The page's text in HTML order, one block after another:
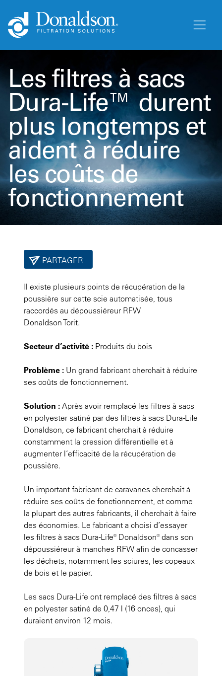
Les filtres à sacs
Dura-Life™ durent
plus longtemps et
aident à réduire
les coûts de
fonctionnement
PARTAGER
Il existe plusieurs points de récupération de la
poussière sur cette scie automatisée, tous
raccordés au dépoussiéreur RFW
Donaldson Torit.
Secteur d’activité : Produits du bois
Problème : Un grand fabricant cherchait à réduire
ses coûts de fonctionnement.
Solution : Après avoir remplacé les filtres à sacs
en polyester satiné par des filtres à sacs Dura-Life
Donaldson, ce fabricant cherchait à réduire
constamment la pression différentielle et à
augmenter l’efficacité de la récupération de
poussière.
Un important fabricant de caravanes cherchait à
réduire ses coûts de fonctionnement, et comme
la plupart des autres fabricants, il cherchait à faire
des économies. Le fabricant a choisi d’essayer
les filtres à sacs Dura-Life® Donaldson® dans son
dépoussiéreur à manches RFW afin de concasser
les déchets, notamment les sciures, les copeaux
de bois et le papier.
Les sacs Dura-Life ont remplacé des filtres à sacs
en polyester satiné de 0,47 l (16 onces), qui
duraient environ 12 mois.